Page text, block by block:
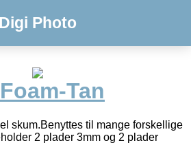
Digi Photo
Tan
skum.Benyttes til mange forskellige
2 plader 3mm og 2 plader